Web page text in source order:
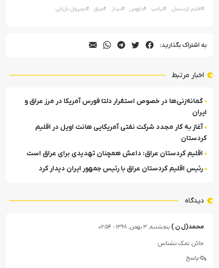
#اقلیم کردستان #ترامپ #داووس #دیدار #عراق #نچیروان بارزانی
به اشتراک بگذارید:
اخبار مرتبط
گمانه‌زنی‌ها در خصوص استقرار دلتا فورس آمریکا در مرز عراق و
ایران
آغاز به کار مجدد شرکت نفتی آمریکایی هانت اویل در اقلیم
کردستان
اقلیم کردستان عراق: داعش همچنان تهدیدی برای عراق است
رئیس اقلیم کردستان عراق با رئیس جمهور ایران دیدار کرد
دیدگاه
محمد(ل ن ) پنجشنبه, ۳ بهمن, ۱۳۹۸ - ۰۲:۵۴
خائن نمک نشناس
پاسخ